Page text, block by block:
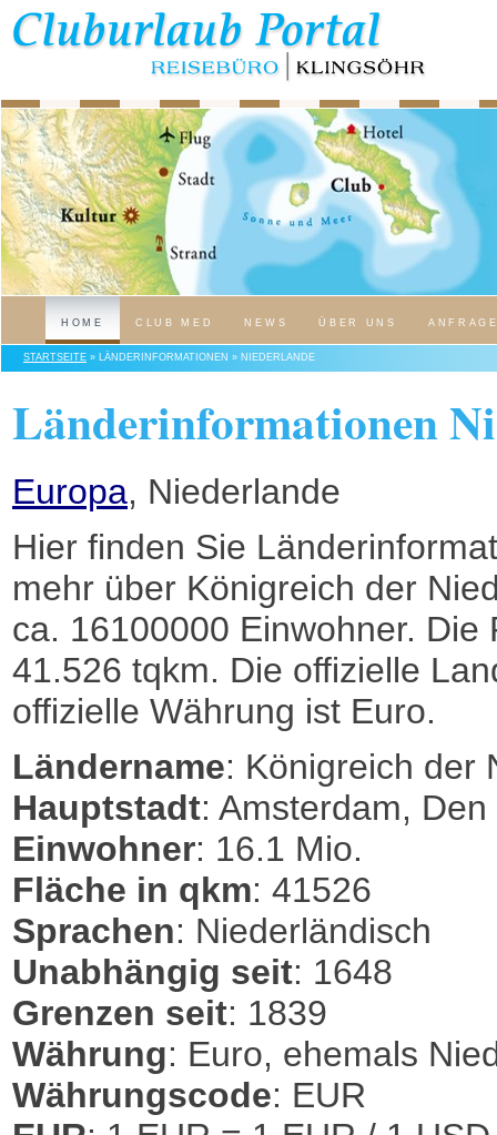
HOME CLUB MED NEWS ÜBER UNS
STARTSEITE » LÄNDERINFORMATIONEN » NIEDERLANDE
Länderinformationen
Europa, Niederlande
Hier finden Sie
mehr über Königreich der
ca. 16100000 Einwohner.
41.526 tqkm. Die offizielle
offizielle Währung ist Euro.
Ländername: Königreich der
Hauptstadt: Amsterdam,
Einwohner: 16.1 Mio.
Fläche in qkm: 41526
Sprachen: Niederländisch
Unabhängig seit: 1648
Grenzen seit: 1839
Währung: Euro, ehemals
Währungscode: EUR